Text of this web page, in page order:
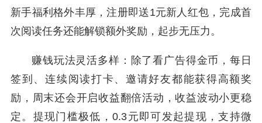
新手福利格外丰厚，注册即送1元新人红包，完成首
次阅读任务还能解锁额外奖励，起步无压力。
赚钱玩法灵活多样：除了看广告得金币，每日
签到、连续阅读打卡、邀请好友都能获得高额奖
励，周末还会开启收益翻倍活动，收益波动小更稳
定。提现门槛极低，0.3元即可发起提现，支持微